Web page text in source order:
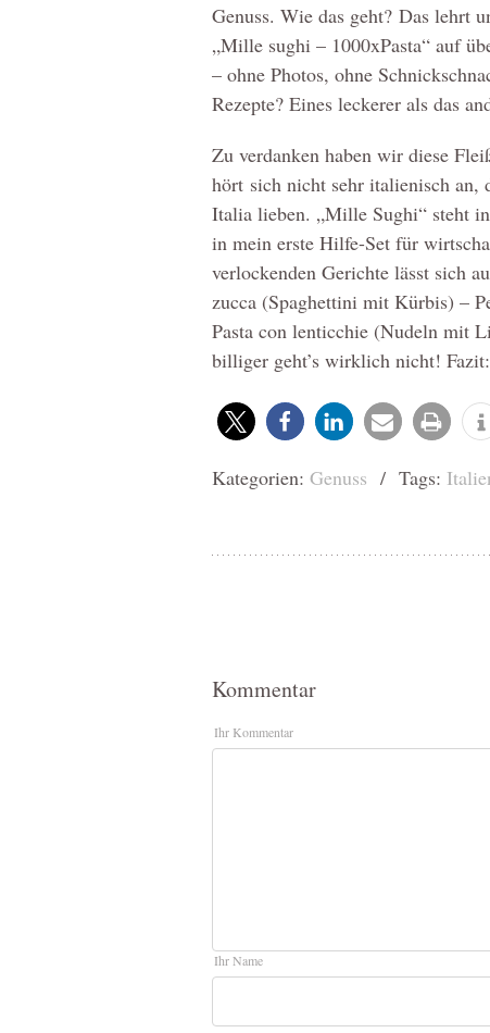
Genuss. Wie das geht? Das lehrt
„Mille sughi – 1000xPasta“ auf
– ohne Photos, ohne
Rezepte? Eines leckerer als das
Zu verdanken haben wir diese
hört sich nicht sehr italienisch an,
Italia lieben. „Mille Sughi“ steht
in mein erste Hilfe-Set für
verlockenden Gerichte lässt sich
zucca (Spaghettini mit Kürbis) –
Pasta con lenticchie (Nudeln mit
billiger geht’s wirklich nicht!
Kategorien: Genuss / Tags:
Kommentar
Ihr Kommentar
Ihr Name